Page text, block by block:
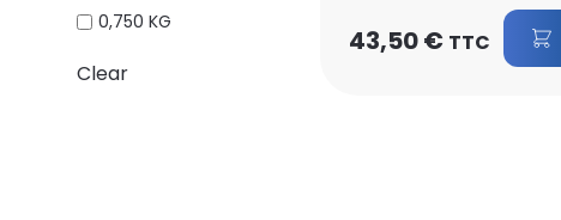
0,750 KG
Clear
43,50€ TTC